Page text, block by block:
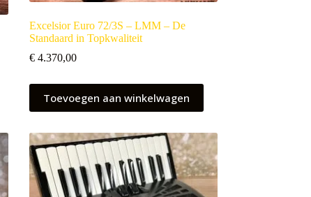
Excelsior Euro 72/3S – LMM – De
Standaard in Topkwaliteit
€4.370,00
Toevoegen aan winkelwagen